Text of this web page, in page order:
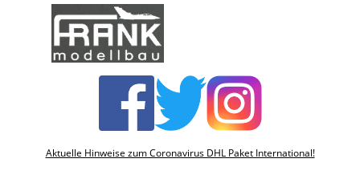
Aktuelle Hinweise zum Coronavirus DHL Paket International!